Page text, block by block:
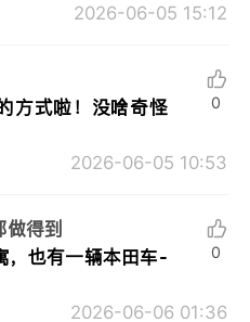
2026-06-05 15:12
方式啦！没啥奇怪
2026-06-05 10:53
0
做得到
，也有一辆本田车-
2026-06-06 01:36
0